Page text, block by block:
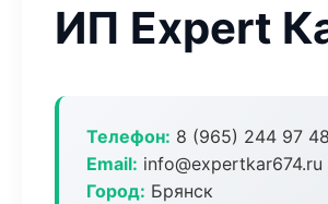
ИП Expert
Телефон: 8 (965) 244 97 48
Email: info@expertkar674.ru
Город: Брянск